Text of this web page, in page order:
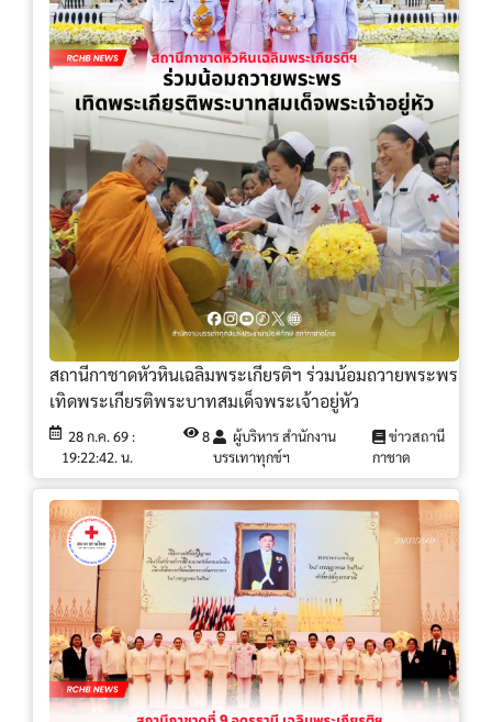
สถานีกาชาดหัวหินเฉลิมพระเกียรติฯ ร่วมน้อมถวายพระพร
เทิดพระเกียรติพระบาทสมเด็จพระเจ้าอยู่หัว
28 ก.ค. 69 :
19:22:42. น.
8
ผู้บริหาร สำนักงาน
บรรเทาทุกข์ฯ
ข่าวสถานี
กาชาด